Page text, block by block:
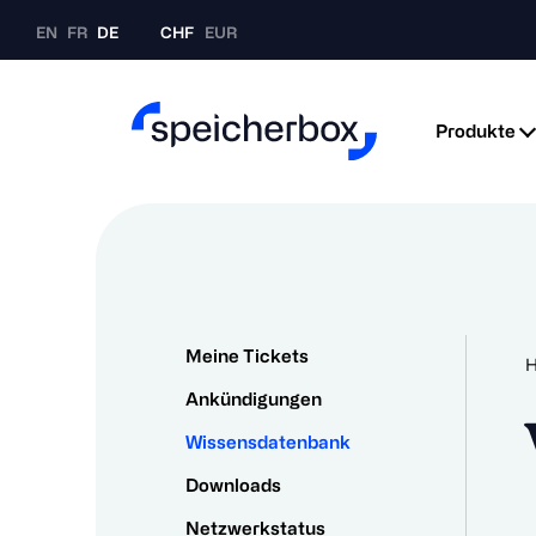
EN FR DE CHF EUR
Produkte
Meine Tickets
Ankündigungen
Wissensdatenbank
Downloads
Netzwerkstatus